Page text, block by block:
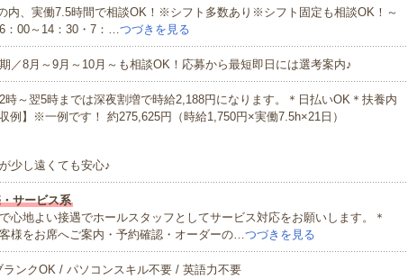
内、実働7.5時間で相談OK！※シフト多数あり※シフト固定も相談OK！～
：00～14：30・7：…つづきを見る
／8月～9月～10月～も相談OK！応募から最短即日には選考案内♪
～翌5時までは深夜割増で時給2,188円になります。＊日払いOK＊扶養内
例】※一例です！ 約275,625円（時給1,750円×実働7.5h×21日）
し遠くても安心♪
サービス系
心地よい接遇でホールスタッフとしてサービス対応をお願いします。＊
客様をお席へご案内・予約確認・オーダーの…つづきを見る
ンクOK / パソコンスキル不要 / 英語力不要